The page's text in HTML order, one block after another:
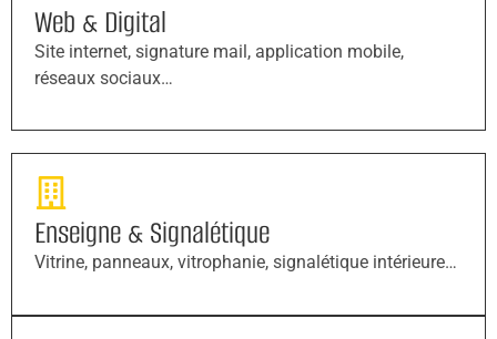
Web & Digital
Site internet, signature mail, application mobile,
réseaux sociaux…
Enseigne & Signalétique
Vitrine, panneaux, vitrophanie, signalétique intérieure…